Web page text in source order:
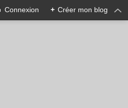
Connexion + Créer mon blog